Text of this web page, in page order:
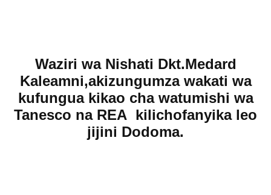
Waziri wa Nishati Dkt.Medard
Kaleamni,akizungumza wakati wa
kufungua kikao cha watumishi wa
Tanesco na REA kilichofanyika leo
jijini Dodoma.